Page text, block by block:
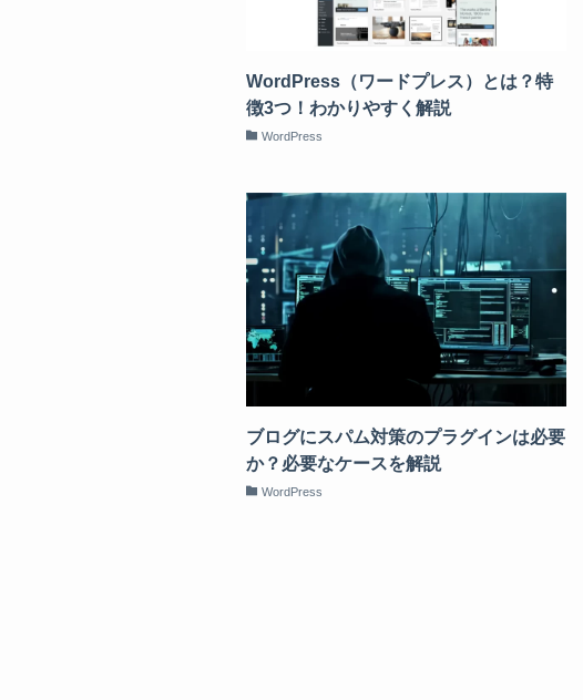
WordPress（ワードプレス）とは？特
徴3つ！わかりやすく解説
WordPress
ブログにスパム対策のプラグインは必要
か？必要なケースを解説
WordPress